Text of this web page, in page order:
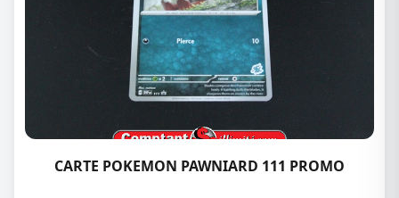
CARTE POKEMON PAWNIARD 111 PROMO